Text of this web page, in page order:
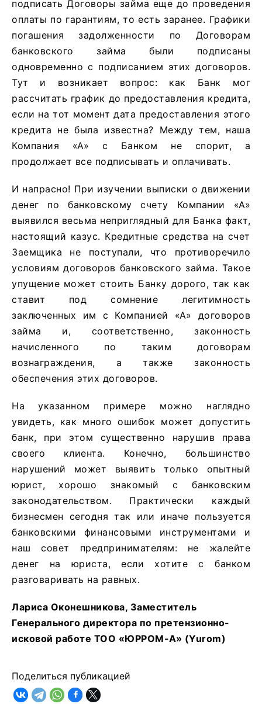
подписать Договоры займа еще до проведения
оплаты по гарантиям, то есть заранее. Графики
погашения задолженности по Договорам
банковского займа были подписаны
одновременно с подписанием этих договоров.
Тут и возникает вопрос: как Банк мог
рассчитать график до предоставления кредита,
если на тот момент дата предоставления этого
кредита не была известна? Между тем, наша
Компания «А» с Банком не спорит, а
продолжает все подписывать и оплачивать.
И напрасно! При изучении выписки о движении
денег по банковскому счету Компании «А»
выявился весьма неприглядный для Банка факт,
настоящий казус. Кредитные средства на счет
Заемщика не поступали, что противоречило
условиям договоров банковского займа. Такое
упущение может стоить Банку дорого, так как
ставит под сомнение легитимность
заключенных им с Компанией «А» договоров
займа и, соответственно, законность
начисленного по таким договорам
вознаграждения, а также законность
обеспечения этих договоров.
На указанном примере можно наглядно
увидеть, как много ошибок может допустить
банк, при этом существенно нарушив права
своего клиента. Конечно, большинство
нарушений может выявить только опытный
юрист, хорошо знакомый с банковским
законодательством. Практически каждый
бизнесмен сегодня так или иначе пользуется
банковскими финансовыми инструментами и
наш совет предпринимателям: не жалейте
денег на юриста, если хотите с банком
разговаривать на равных.
Лариса Оконешникова, Заместитель
Генерального директора по претензионно-
исковой работе ТОО «ЮРРОМ-А» (Yurom)
Поделиться публикацией